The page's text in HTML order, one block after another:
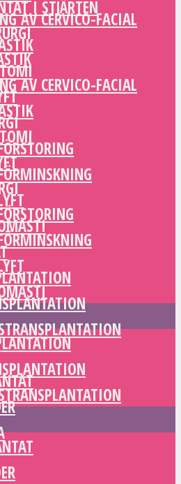
AV CERVICO-FACIAL
I STJÄRTEN
AV CERVICO-FACIAL